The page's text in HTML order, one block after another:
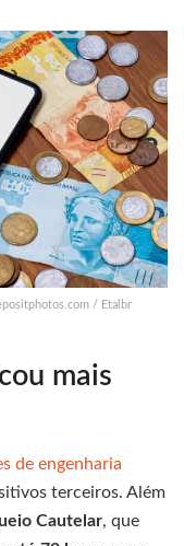
/ Etalbr
mais
de engenharia
terceiros. Além
Cautelar, que